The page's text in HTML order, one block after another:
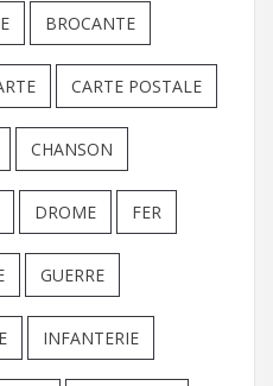
BROCANTE
CARTE POSTALE
CHANSON
DROME FER
GUERRE
INFANTERIE